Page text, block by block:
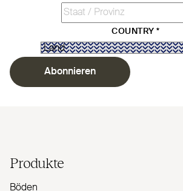
COUNTRY*
Abonnieren
Produkte
Böden